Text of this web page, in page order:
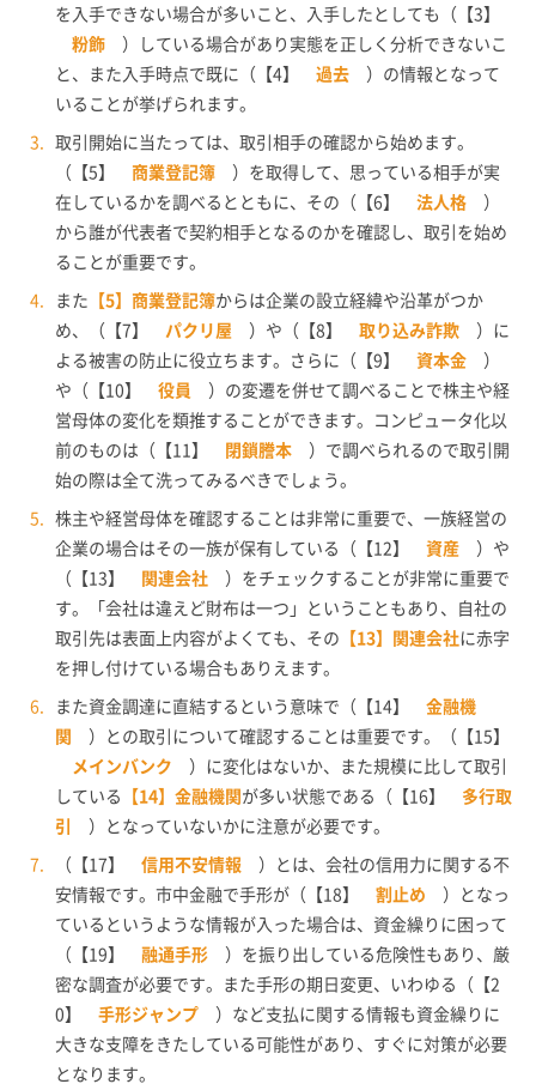
を入手できない場合が多いこと、入手したとしても（【3】
粉飾 ）している場合があり実態を正しく分析できないこ
と、また入手時点で既に（【4】
過去 ）の情報となって
いることが挙げられます。
取引開始に当たっては、取引相手の確認から始めます。
（【5】
商業登記簿 ）を取得して、思っている相手が実
在しているかを調べるとともに、その（【6】
法人格 ）
から誰が代表者で契約相手となるのかを確認し、取引を始め
ることが重要です。
また 【5】商業登記簿からは企業の設立経緯や沿革がつか
め、（【7】
パクリ屋 ）や（【8】 取り込み詐欺 ）に
よる被害の防止に役立ちます。さらに（【9】
資本金 ）
や（【10】
役員 ）の変遷を併せて調べることで株主や経
営母体の変化を類推することができます。コンピュータ化以
前のものは（【11】
閉鎖謄本 ）で調べられるので取引開
始の際は全て洗ってみるべきでしょう。
株主や経営母体を確認することは非常に重要で、一族経営の
企業の場合はその一族が保有している（【12】
資産 ）や
（【13】
関連会社 ）をチェックすることが非常に重要で
す。「会社は違えど財布は一つ」ということもあり、自社の
取引先は表面上内容がよくても、その 【13】関連会社に赤字
を押し付けている場合もありえます。
また資金調達に直結するという意味で（【14】
金融機
関 ）との取引について確認することは重要です。（【15】
メインバンク ）に変化はないか、また規模に比して取引
している
【14】金融機関 が多い状態である（【16】
多行取
引 ）となっていないかに注意が必要です。
（【17】 信用不安情報 ）とは、会社の信用力に関する不
安情報です。市中金融で手形が（【18】
割止め ）となっ
ているというような情報が入った場合は、資金繰りに困って
（【19】
融通手形 ）を振り出している危険性もあり、厳
密な調査が必要です。また手形の期日変更、いわゆる（【2
0】
手形ジャンプ ）など支払に関する情報も資金繰りに
大きな支障をきたしている可能性があり、すぐに対策が必要
となります。